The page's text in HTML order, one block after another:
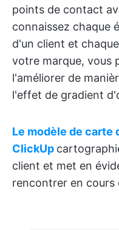
points de contact
connaissez chaque
d'un client et
votre marque, vous
l'améliorer de
l'effet de gradient
Le modèle de carte
ClickUp
client et met en
rencontrer en cours